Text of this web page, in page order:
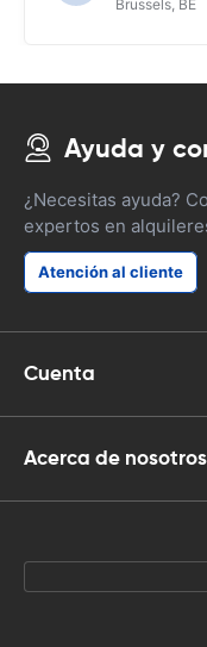
Brussels, BE
Ayuda y
¿Necesitas ayuda?
expertos en
Atención al cliente
Cuenta
Acerca de nosotros